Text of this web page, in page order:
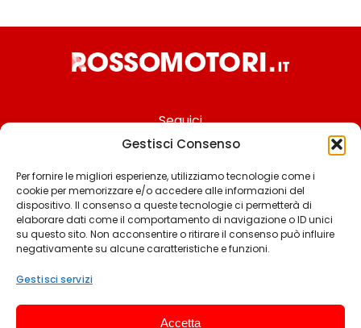
Gestisci Consenso
Per fornire le migliori esperienze, utilizziamo tecnologie come i
cookie per memorizzare e/o accedere alle informazioni del
dispositivo. Il consenso a queste tecnologie ci permetterà di
elaborare dati come il comportamento di navigazione o ID unici
su questo sito. Non acconsentire o ritirare il consenso può influire
negativamente su alcune caratteristiche e funzioni.
Gestisci servizi
Accetta
Seguici
Chi siamo
Contattaci
Termini & Condizioni
Privacy policy